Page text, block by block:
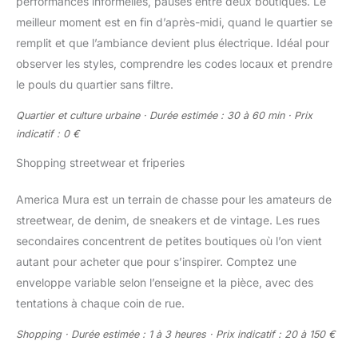
meilleur moment est en fin d’après-midi, quand le quartier se
remplit et que l’ambiance devient plus électrique. Idéal pour
observer les styles, comprendre les codes locaux et prendre
le pouls du quartier sans filtre.
Quartier et culture urbaine · Durée estimée : 30 à 60 min · Prix
indicatif : 0 €
Shopping streetwear et friperies
America Mura est un terrain de chasse pour les amateurs de
streetwear, de denim, de sneakers et de vintage. Les rues
secondaires concentrent de petites boutiques où l’on vient
autant pour acheter que pour s’inspirer. Comptez une
enveloppe variable selon l’enseigne et la pièce, avec des
tentations à chaque coin de rue.
Shopping · Durée estimée : 1 à 3 heures · Prix indicatif : 20 à 150 €